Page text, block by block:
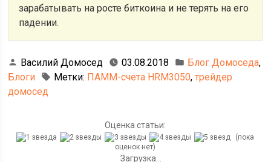
зарабатывать на росте биткоина и не терять на его
падении.
Василий Домосед 03.08.2018 Блог Домоседа,
Блоги
Метки: ПАММ-счета HRM3050,трейдер
домосед
Оценка статьи:
(пока
оценок нет)
Загрузка...